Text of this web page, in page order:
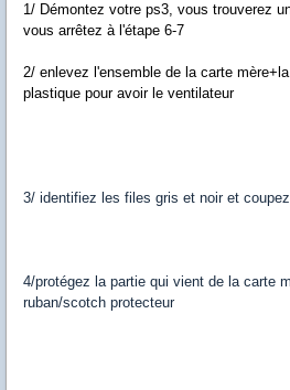
1/ Démontez votre ps3, vous trouverez
vous arrêtez à l'étape 6-7
2/ enlevez l'ensemble de la carte
plastique pour avoir le ventilateur
3/ identifiez les files gris et noir et
4/protégez la partie qui vient de la carte
ruban/scotch protecteur